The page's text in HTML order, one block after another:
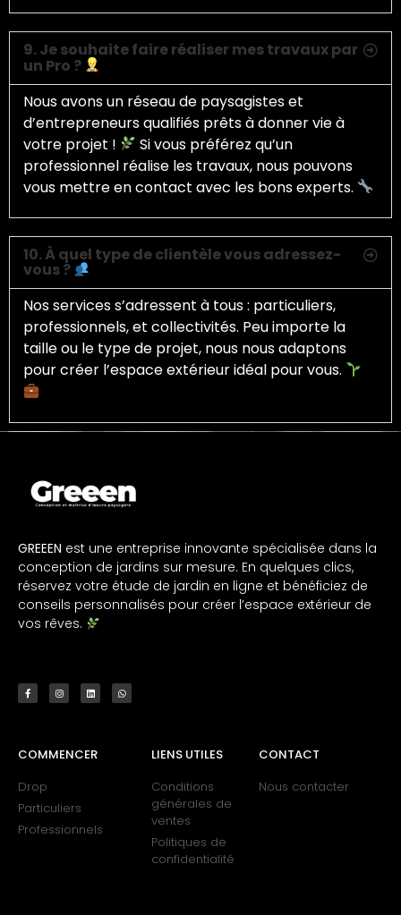
9. Je souhaite faire réaliser mes travaux par
un Pro ?
Nous avons un réseau de paysagistes et
d’entrepreneurs qualifiés prêts à donner vie à
votre projet !
Si vous préférez qu’un
professionnel réalise les travaux, nous pouvons
vous mettre en contact avec les bons experts.
10. À quel type de clientèle vous adressez-
vous ?
Nos services s’adressent à tous : particuliers,
professionnels, et collectivités. Peu importe la
taille ou le type de projet, nous nous adaptons
pour créer l’espace extérieur idéal pour vous.
GREEEN est une entreprise innovante spécialisée dans la
conception de jardins sur mesure. En quelques clics,
réservez votre étude de jardin en ligne et bénéficiez de
conseils personnalisés pour créer l’espace extérieur de
vos rêves.
COMMENCER
Drop
Particuliers
Professionnels
LIENS UTILES
Conditions
générales de
ventes
Politiques de
confidentialité
CONTACT
Nous contacter